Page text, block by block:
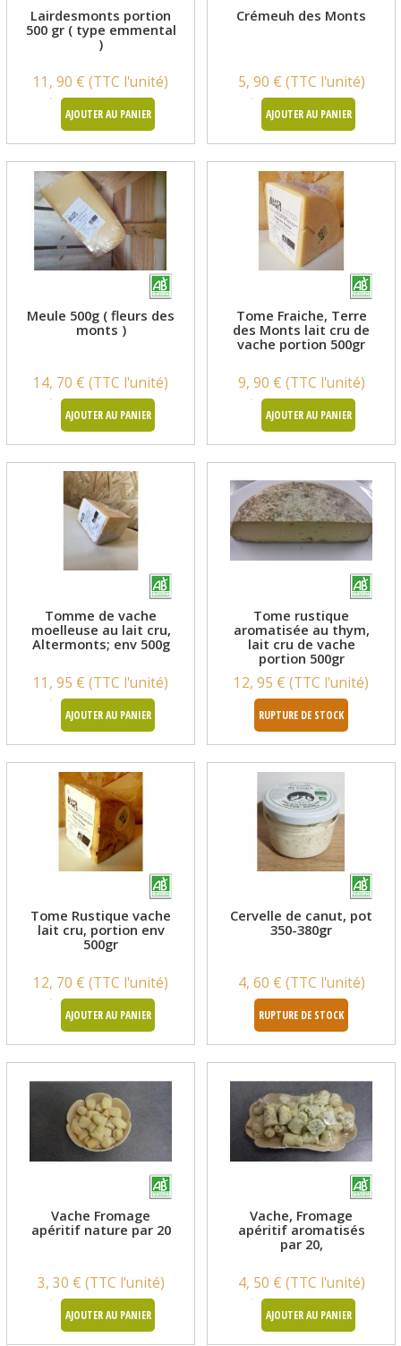
Lairdesmonts portion
500 gr ( type emmental
)
11, 90 € (TTC l'unité)
AJOUTER AU PANIER
Crémeuh des Monts
5, 90 € (TTC l'unité)
AJOUTER AU PANIER
Meule 500g ( fleurs des
monts )
14, 70 € (TTC l'unité)
AJOUTER AU PANIER
Tome Fraiche, Terre
des Monts lait cru de
vache portion 500gr
9, 90 € (TTC l'unité)
AJOUTER AU PANIER
Tomme de vache
moelleuse au lait cru,
Altermonts; env 500g
11, 95 € (TTC l'unité)
AJOUTER AU PANIER
Tome rustique
aromatisée au thym,
lait cru de vache
portion 500gr
12, 95 € (TTC l'unité)
RUPTURE DE STOCK
Tome Rustique vache
lait cru, portion env
500gr
12, 70 € (TTC l'unité)
AJOUTER AU PANIER
Cervelle de canut, pot
350-380gr
4, 60 € (TTC l'unité)
RUPTURE DE STOCK
Vache Fromage
apéritif nature par 20
3, 30 € (TTC l'unité)
AJOUTER AU PANIER
Vache, Fromage
apéritif aromatisés
par 20,
4, 50 € (TTC l'unité)
AJOUTER AU PANIER